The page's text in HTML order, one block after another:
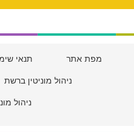
מפת אתר תנאי
ניהול מוניטין ברשת
ניהול